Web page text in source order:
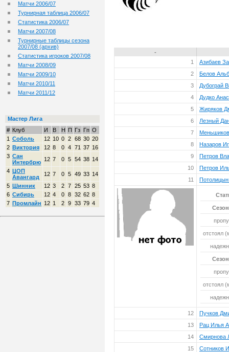
Матчи 2006/07
Турнирная таблица 2006/07
Статистика 2006/07
Матчи 2007/08
Турнирные таблицы сезона
2007/08 (архив)
Статистика игроков 2007/08
Матчи 2008/09
Матчи 2009/10
Матчи 2010/11
Матчи 2011/12
Мастер Лига
# Клуб И В Н П Гз Гп О
1 Соболь 12 10 0 2 68 30 20
2 Виктория 12 8 0 4 71 37 16
3 Сан
Интербрю 12 7 0 5 54 38 14
4 ЦОП
Авангард
12 7 0 5 49 33 14
5 Шинник 12 3 2 7 25 53 8
6 Сибирь 12 4 0 8 32 62 8
7 Промлайн 12 1 2 9 33 79 4
-
1
Азибаев
2
Белов
3
Дубограй
4
Дудко
5
Жиряков
6
Лезный
7
8
Назаров
9
Петров
10
Петров
11
отстоял
отстоял
12
Пучков
13
Рац Илья
14
Смирнова
15
Сотников